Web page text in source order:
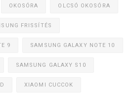
OKOSÓRA OLCSÓ OKOSÓRA
FRISSÍTÉS
9 SAMSUNG GALAXY NOTE 10
SAMSUNG GALAXY S10
XIAOMI CUCCOK